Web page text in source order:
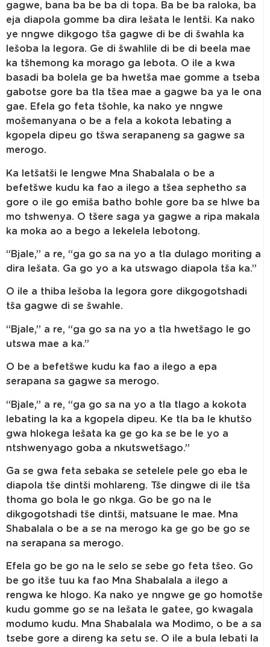
gagwe, bana ba be ba di topa. Ba be ba raloka, ba
eja diapola gomme ba dira lešata le lentši. Ka nako
ye nngwe dikgogo tša gagwe di be di šwahla ka
lešoba la legora. Ge di šwahlile di be di beela mae
ka tšhemong ka morago ga lebota. O ile a kwa
basadi ba bolela ge ba hwetša mae gomme a tseba
gabotse gore ba tla tšea mae a gagwe ba ya le ona
gae. Efela go feta tšohle, ka nako ye nngwe
mošemanyana o be a fela a kokota lebating a
kgopela dipeu go tšwa serapaneng sa gagwe sa
merogo.
Ka letšatši le lengwe Mna Shabalala o be a
befetšwe kudu ka fao a ilego a tšea sephetho sa
gore o ile go emiša batho bohle gore ba se hlwe ba
mo tshwenya. O tšere saga ya gagwe a ripa makala
ka moka ao a bego a lekelela lebotong.
“Bjale,” a re, “ga go sa na yo a tla dulago moriting a
dira lešata. Ga go yo a ka utswago diapola tša ka.”
O ile a thiba lešoba la legora gore dikgogotshadi
tša gagwe di se šwahle.
“Bjale,” a re, “ga go sa na yo a tla hwetšago le go
utswa mae a ka.”
O be a befetšwe kudu ka fao a ilego a epa
serapana sa gagwe sa merogo.
“Bjale,” a re, “ga go sa na yo a tla tlago a kokota
lebating la ka a kgopela dipeu. Ke tla ba le khutšo
gwa hlokega lešata ka ge go ka se be le yo a
ntshwenyago goba a nkutswetšago.”
Ga se gwa feta sebaka se setelele pele go eba le
diapola tše dintši mohlareng. Tše dingwe di ile tša
thoma go bola le go nkga. Go be go na le
dikgogotshadi tše dintši, matsuane le mae. Mna
Shabalala o be a se na merogo ka ge go be go se
na serapana sa merogo.
Efela go be go na le selo se sebe go feta tšeo. Go
be go itše tuu ka fao Mna Shabalala a ilego a
rengwa ke hlogo. Ka nako ye nngwe ge go homotše
kudu gomme go se na lešata le gatee, go kwagala
modumo kudu. Mna Shabalala wa Modimo, o be a sa
tsebe gore a direng ka setu se. O ile a bula lebati la